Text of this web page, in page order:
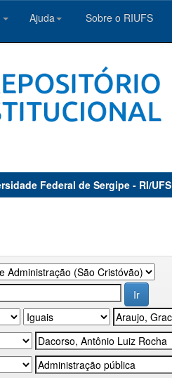
Ajuda Sobre o RIUFS
Federal de Sergipe - RI/UFS